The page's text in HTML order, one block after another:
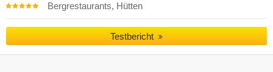
Bergrestaurants, Hütten
Testbericht